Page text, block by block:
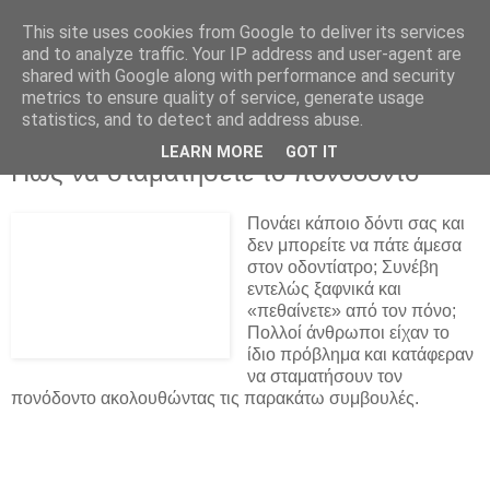
Πώς να σταματήσετε το πονόδοντο
Πονάει κάποιο δόντι σας και
δεν μπορείτε να πάτε άμεσα
στον οδοντίατρο; Συνέβη
εντελώς ξαφνικά και
«πεθαίνετε» από τον πόνο;
Πολλοί άνθρωποι είχαν το
ίδιο πρόβλημα και κατάφεραν
να σταματήσουν τον
πονόδοντο ακολουθώντας τις παρακάτω συμβουλές.
This site uses cookies from Google to deliver its services
and to analyze traffic. Your IP address and user-agent are
shared with Google along with performance and security
metrics to ensure quality of service, generate usage
statistics, and to detect and address abuse.
LEARN MORE GOT IT